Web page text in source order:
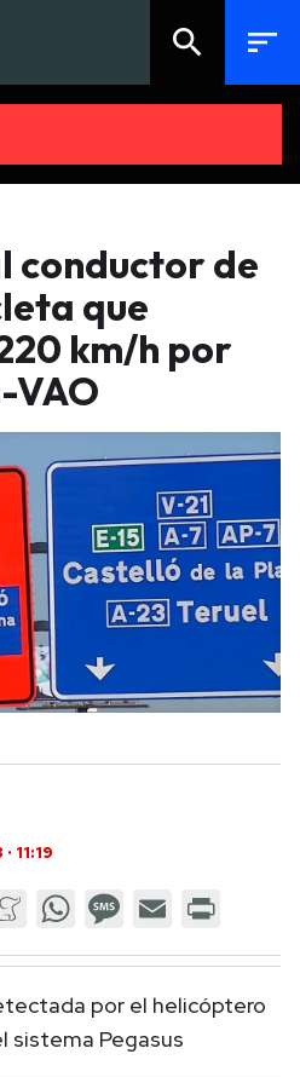
search sort
conductor de
que
km/h por
VAO
11:19
por el helicóptero
sistema Pegasus